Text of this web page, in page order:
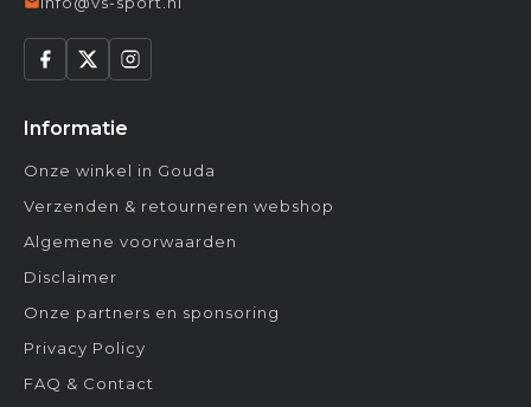
Informatie
Onze winkel in Gouda
Verzenden & retourneren webshop
Algemene voorwaarden
Disclaimer
Onze partners en sponsoring
Privacy Policy
FAQ & Contact